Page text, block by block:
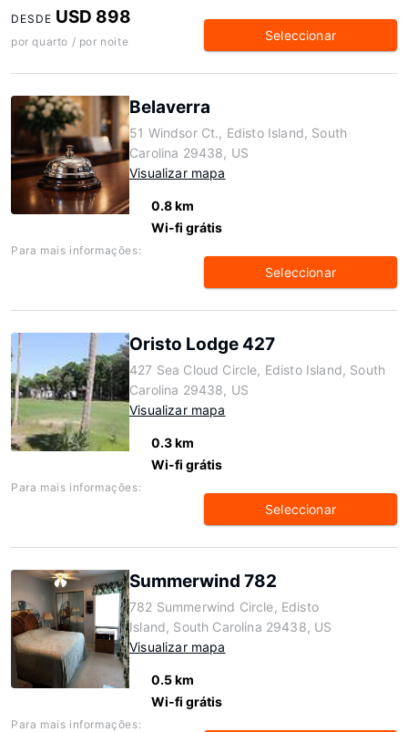
DESDE USD 898
por quarto / por noite Seleccionar
Belaverra
51 Windsor Ct., Edisto Island, South
Carolina 29438, US
Visualizar mapa
0.8 km
Wi-fi grátis
Para mais informações:
Seleccionar
Oristo Lodge 427
427 Sea Cloud Circle, Edisto Island, South
Carolina 29438, US
Visualizar mapa
0.3 km
Wi-fi grátis
Para mais informações:
Seleccionar
Summerwind 782
782 Summerwind Circle, Edisto
Island, South Carolina 29438, US
Visualizar mapa
0.5 km
Wi-fi grátis
Para mais informações: